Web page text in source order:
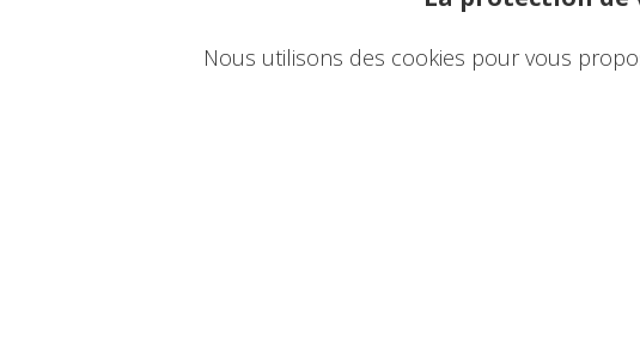
Nous utilisons des cookies pour vous